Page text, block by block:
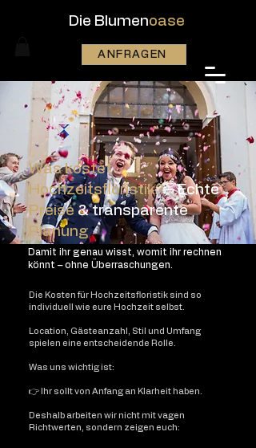
Die Blumenoase
ANFRAGEN
Was kostet
Hochzeitsfloristik?– Echte
Preise& transparente
Planung
Damit ihr genau wisst, womit ihr rechnen
könnt – ohne Überraschungen.
Die Kosten für Hochzeitsfloristik sind so
individuell wie eure Hochzeit selbst.
Location, Gästeanzahl, Stil und Umfang
spielen eine entscheidende Rolle.
Was uns wichtig ist:
👉 Ihr sollt von Anfang an Klarheit haben.
Deshalb arbeiten wir nicht mit vagen
Richtwerten, sondern zeigen euch: